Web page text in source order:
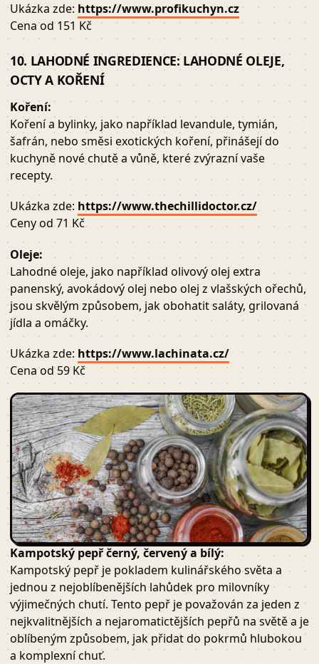
Ukázka zde: https://www.profikuchyn.cz
Cena od 151 Kč
10. LAHODNÉ INGREDIENCE: LAHODNÉ OLEJE,
OCTY A KOŘENÍ
Koření:
Koření a bylinky, jako například levandule, tymián,
šafrán, nebo směsi exotických koření, přinášejí do
kuchyně nové chutě a vůně, které zvýrazní vaše
recepty.
Ukázka zde: https://www.thechillidoctor.cz/
Ceny od 71 Kč
Oleje:
Lahodné oleje, jako například olivový olej extra
panenský, avokádový olej nebo olej z vlašských ořechů,
jsou skvělým způsobem, jak obohatit saláty, grilovaná
jídla a omáčky.
Ukázka zde: https://www.lachinata.cz/
Cena od 59 Kč
Kampotský pepř černý, červený a bílý:
Kampotský pepř je pokladem kulinářského světa a
jednou z nejoblíbenějších lahůdek pro milovníky
výjimečných chutí. Tento pepř je považován za jeden z
nejkvalitnějších a nejaromatictějších pepřů na světě a je
oblíbeným způsobem, jak přidat do pokrmů hlubokou
a komplexní chuť.